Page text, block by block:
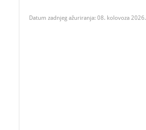
Datum zadnjeg ažuriranja: 08. kolovoza 2026.